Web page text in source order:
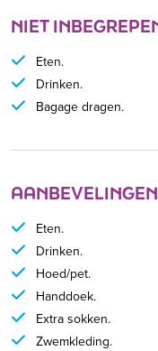
NIET
Eten.
Drinken.
Bagage dragen.
Eten.
Drinken.
Hoed/pet.
Handdoek.
Extra sokken.
Zwemkleding.